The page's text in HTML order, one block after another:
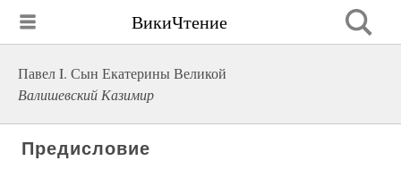
ВикиЧтение
Павел I. Сын Екатерины Великой
Валишевский Казимир
Предисловие